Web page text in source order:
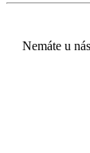
Nemáte u